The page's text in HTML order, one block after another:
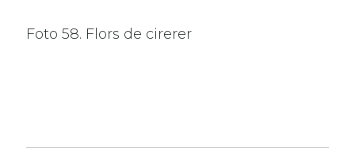
Foto 58. Flors de cirerer